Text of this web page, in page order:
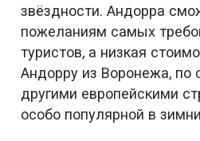
звёздности. Андорра
пожеланиям самых
туристов, а низкая
Андорру из Воронежа, по
другими европейскими
особо популярной в